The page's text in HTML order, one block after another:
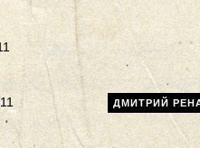
ДМИТРИЙ